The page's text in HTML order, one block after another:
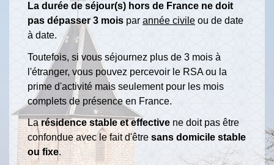
La durée de séjour(s) hors de France ne doit
pas dépasser 3 mois par année civile ou de date
à date.
Toutefois, si vous séjournez plus de 3 mois à
l'étranger, vous pouvez percevoir le RSA ou la
prime d'activité mais seulement pour les mois
complets de présence en France.
Larésidence stable et effective ne doit pas être
confondue avec le fait d'être sans domicile stable
ou fixe.